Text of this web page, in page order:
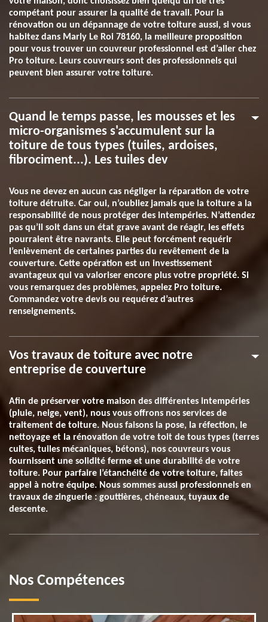
compétant pour assurer la qualité de travail. Pour la
rénovation ou un dépannage de votre toiture aussi, si vous
habitez dans Marly Le Roi 78160, la meilleure proposition
pour vous trouver un couvreur professionnel est d’aller chez
Pro toiture. Leurs couvreurs sont des professionnels qui
peuvent bien assurer votre toiture.
Quand le temps passe, les mousses et les
micro-organismes s'accumulent sur la
toiture de tous types (tuiles, ardoises,
fibrociment...). Les tuiles dev
Vous ne devez en aucun cas négliger la réparation de votre
toiture détruite. Car oui, n’oubliez jamais que la toiture a la
responsabilité de nous protéger des intempéries. N’attendez
pas qu’il soit dans un état grave avant de réagir, les effets
pourraient être navrants. Elle peut forcément requérir
l’enlèvement de certaines parties du revêtement de la
couverture. Cette opération est un investissement
avantageux qui va valoriser encore plus votre propriété. Si
vous remarquez des problèmes, appelez Pro toiture.
Commandez votre devis ou requérez d’autres
renseignements.
Vos travaux de toiture avec notre
entreprise de couverture
Afin de préserver votre maison des différentes intempéries
(pluie, neige, vent), nous vous offrons nos services de
traitement de toiture. Nous faisons la pose, la réfection, le
nettoyage et la rénovation de votre toit de tous types (terres
cuites, tuiles mécaniques, bétons), nos couvreurs vous
fournissent une solidité ferme et une durabilité de votre
toiture. Pour parfaire l’étanchéité de votre toiture, faites
appel à notre équipe. Nous sommes aussi professionnels en
travaux de zinguerie : gouttières, chéneaux, tuyaux de
descente.
Nos Compétences